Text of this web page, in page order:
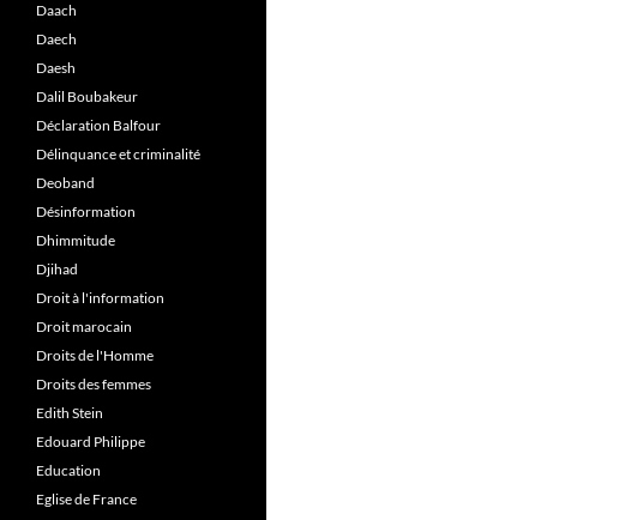
Daach
Daech
Daesh
Dalil Boubakeur
Déclaration Balfour
Délinquance et criminalité
Deoband
Désinformation
Dhimmitude
Djihad
Droit à l'information
Droit marocain
Droits de l'Homme
Droits des femmes
Edith Stein
Edouard Philippe
Education
Eglise de France